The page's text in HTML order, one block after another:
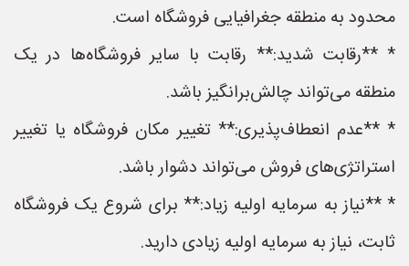
محدود به منطقه جغرافیایی فروشگاه است.
* **رقابت شدید:** رقابت با سایر فروشگاه‌ها در یک
منطقه می‌تواند چالش‌برانگیز باشد.
* **عدم انعطاف‌پذیری:** تغییر مکان فروشگاه یا تغییر
استراتژی‌های فروش می‌تواند دشوار باشد.
* **نیاز به سرمایه اولیه زیاد:** برای شروع یک فروشگاه
ثابت، نیاز به سرمایه اولیه زیادی دارید.